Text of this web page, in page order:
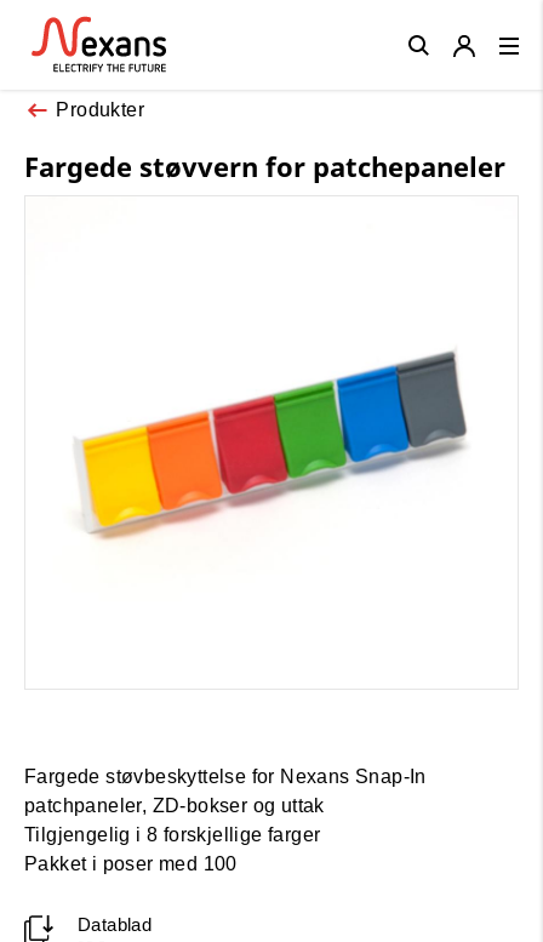
Produkter
Fargede støvvern for patchepaneler
Fargede støvbeskyttelse for Nexans Snap-In
patchpaneler, ZD-bokser og uttak
Tilgjengelig i 8 forskjellige farger
Pakket i poser med 100
Datablad
Close